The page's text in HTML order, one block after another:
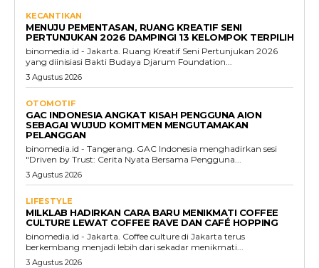
KECANTIKAN
MENUJU PEMENTASAN, RUANG KREATIF SENI
PERTUNJUKAN 2026 DAMPINGI 13 KELOMPOK TERPILIH
binomedia.id - Jakarta. Ruang Kreatif Seni Pertunjukan 2026
yang diinisiasi Bakti Budaya Djarum Foundation...
3 Agustus 2026
OTOMOTIF
GAC INDONESIA ANGKAT KISAH PENGGUNA AION
SEBAGAI WUJUD KOMITMEN MENGUTAMAKAN
PELANGGAN
binomedia.id - Tangerang. GAC Indonesia menghadirkan sesi
"Driven by Trust: Cerita Nyata Bersama Pengguna...
3 Agustus 2026
LIFESTYLE
MILKLAB HADIRKAN CARA BARU MENIKMATI COFFEE
CULTURE LEWAT COFFEE RAVE DAN CAFÉ HOPPING
binomedia.id - Jakarta. Coffee culture di Jakarta terus
berkembang menjadi lebih dari sekadar menikmati...
3 Agustus 2026